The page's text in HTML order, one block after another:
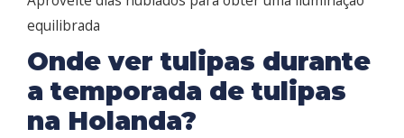
equilibrada
Onde ver tulipas durante
a temporada de tulipas
na Holanda?